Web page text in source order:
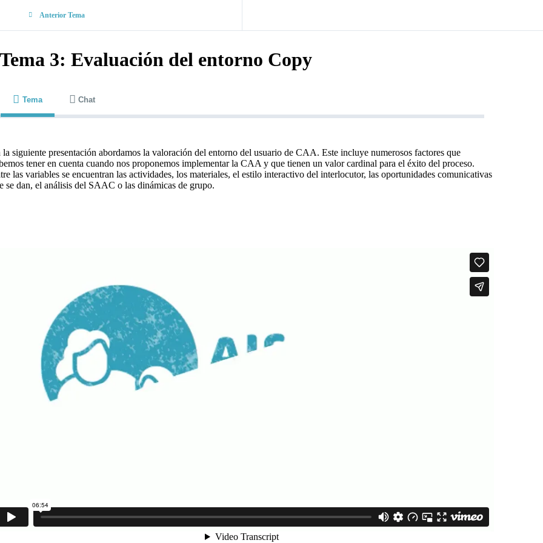
Anterior Tema
Tema 3: Evaluación del entorno Copy
Tema Chat
la siguiente presentación abordamos la valoración del entorno del usuario de CAA. Este incluye numerosos factores que
tener en cuenta cuando nos proponemos implementar la CAA y que tienen un valor cardinal para el éxito del proceso.
las variables se encuentran las actividades, los materiales, el estilo interactivo del interlocutor, las oportunidades comunicativas
se dan, el análisis del SAAC o las dinámicas de grupo.